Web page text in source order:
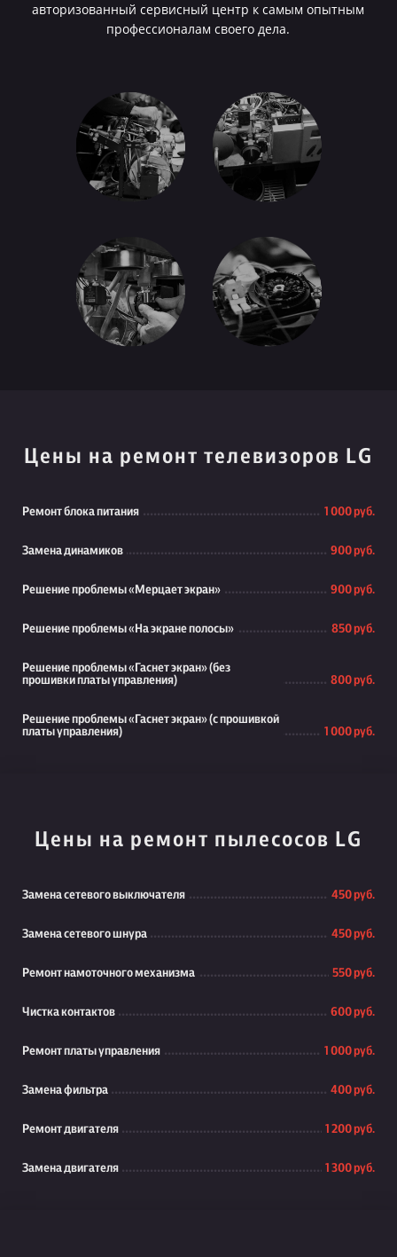
авторизованный сервисный центр к самым опытным
профессионалам своего дела.
Цены на ремонт телевизоров LG
Ремонт блока питания 1 000 руб.
Замена динамиков 900 руб.
Решение проблемы «Мерцает экран» 900 руб.
Решение проблемы «На экране полосы» 850 руб.
Решение проблемы «Гаснет экран» (без
прошивки платы управления)
800 руб.
Решение проблемы «Гаснет экран» (с прошивкой
платы управления)
1 000 руб.
Цены на ремонт пылесосов LG
Замена сетевого выключателя 450 руб.
Замена сетевого шнура 450 руб.
Ремонт намоточного механизма 550 руб.
Чистка контактов 600 руб.
Ремонт платы управления 1 000 руб.
Замена фильтра 400 руб.
Ремонт двигателя 1 200 руб.
Замена двигателя 1 300 руб.